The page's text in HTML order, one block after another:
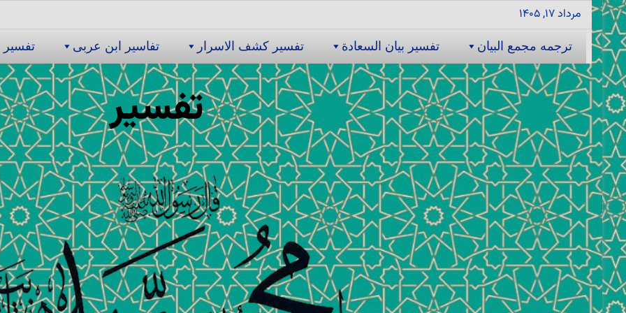
مرداد ۱۷, ۱۴۰۵
ترجمه مجمع البیان تفسیر بیان السعادة تفسیر كشف الاسرار تفاسیر ابن عربى تفسیر
تفسیر